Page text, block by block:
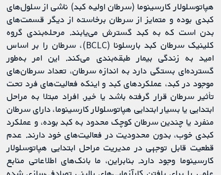
هپاتوسلولار کارسینوما (سرطان اولیه کبد) ناشی از سلول‌های
کبدی بوده و متمایز از سرطان برخاسته از دیگر قسمت‌های
بدن است که به کبد گسترش می‌یابند. مرحله‌‏بندی گروه
کلینیک سرطان کبد بارسلونا (BCLC)، سرطان را بر اساس
امید به زندگی بیمار طبقه‌بندی می‌کند. این امر به‌طور
گسترده‌ای بستگی دارد به اندازه سرطان، تعداد سرطان‌های
موجود در کبد، عملکردهای کبد و اینکه فعالیت‌های فرد تحت
تأثیر سرطان قرار گرفته باشد یا خیر. افراد مبتلا به مراحل
ابتدایی یا بسیار ابتدایی هپاتوسلولار کارسینوما، دارای سرطان
منفرد یا چندین سرطان کوچک محدود به کبد بوده، و عملکرد
کبدی خوب، بدون محدودیت در فعالیت‌های خود دارند. عدم
قطعیت قابل توجهی در مدیریت مراحل ابتدایی هپاتوسلولار
کارسینوما وجود دارد. بنابراین، ما بانک‌های اطلاعاتی منابع